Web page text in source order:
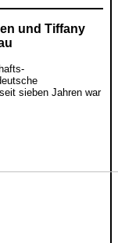
und Tiffany
sieben Jahren war